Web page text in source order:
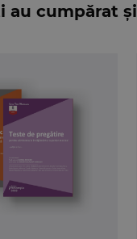
au cumpărat și